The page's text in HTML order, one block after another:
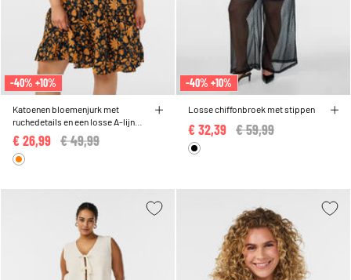
-40% +10%
Katoenen bloemenjurk met
ruchedetails en een losse A-lijn
vorm
Price reduced from
€ 49,99
€ 26,99
-40% +10%
Losse chiffonbroek met stippen
Price reduced from
€ 59,99
€ 32,39